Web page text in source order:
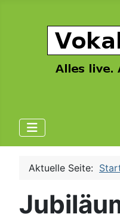
Aktuelle Seite: